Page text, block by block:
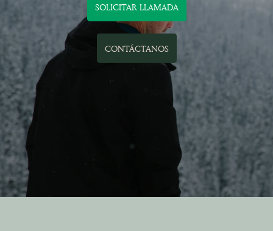
SOLICITAR LLAMADA
CONTÁCTANOS